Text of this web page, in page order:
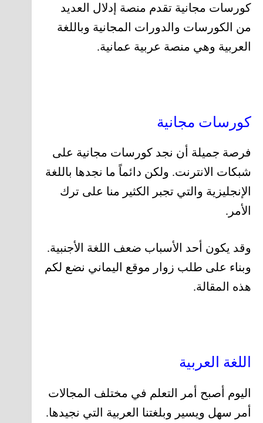
كورسات مجانية تقدم منصة إدلال العديد
من الكورسات والدورات المجانية وباللغة
العربية وهي منصة عربية عمانية.
كورسات مجانية
فرصة جميلة أن نجد كورسات مجانية على
شبكات الانترنت. ولكن دائماً ما نجدها باللغة
الإنجليزية والتي تجبر الكثير منا على ترك
الأمر.
وقد يكون أحد الأسباب ضعف اللغة الأجنبية.
وبناء على طلب زوار موقع اليماني نضع لكم
هذه المقالة.
اللغة العربية
اليوم أصبح أمر التعلم في مختلف المجالات
أمر سهل ويسير وبلغتنا العربية التي نجيدها.